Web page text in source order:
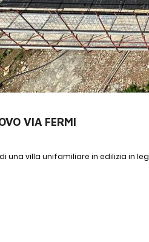
VIA FERMI
una villa unifamiliare in edilizia in